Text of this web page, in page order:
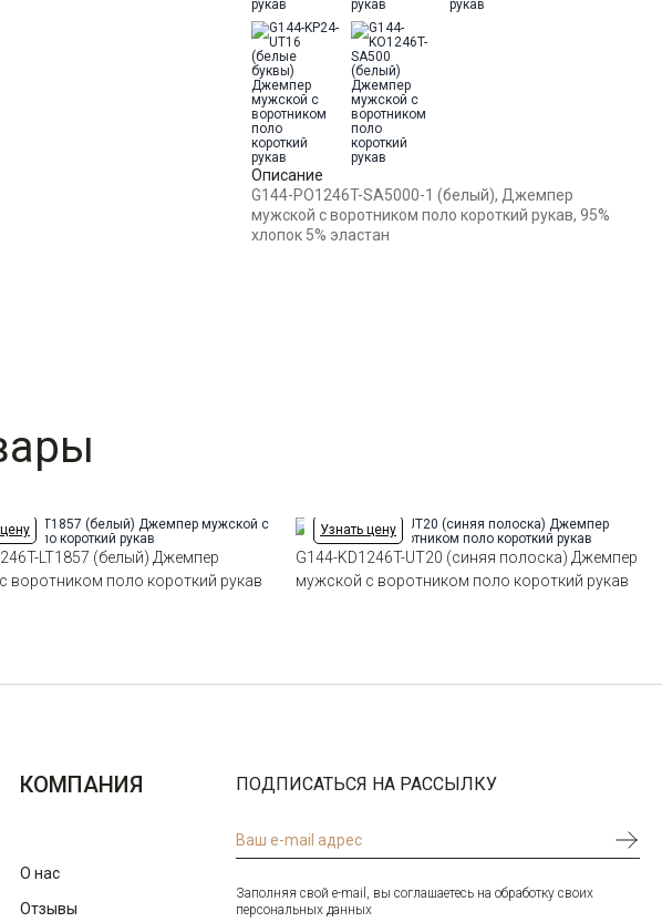
-
58 -
60 - +
Цвет
Ворот
Карман
отсутствует
Описание
G144-PO1246T-SA5000-1 (белый), Джемпер
мужской с воротником поло короткий рукав, 95%
хлопок 5% эластан
LT1857 (белый) Джемпер
воротником поло короткий рукав
Узнать цену
G144-KD1246T-UT20 (синяя полоска) Джемпер
мужской с воротником поло короткий рукав
КОМПАНИЯ
О нас
Отзывы
ПОДПИСАТЬСЯ НА РАССЫЛКУ
Заполняя свой e-mail, вы соглашаетесь на обработку своих
персональных данных